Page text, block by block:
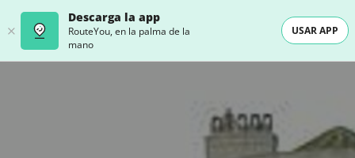
Descarga la app
RouteYou, en la palma de la
mano
USAR APP